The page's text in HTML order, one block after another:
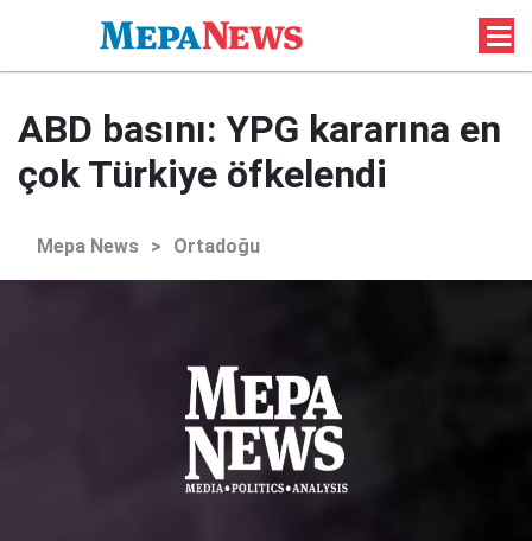
ABD basını: YPG kararına en
çok Türkiye öfkelendi
Mepa News > Ortadoğu